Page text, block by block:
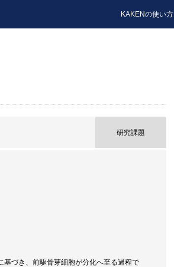
KAKENの使い方
研究課題
づき、前駆骨芽細胞が分化へ至る過程で